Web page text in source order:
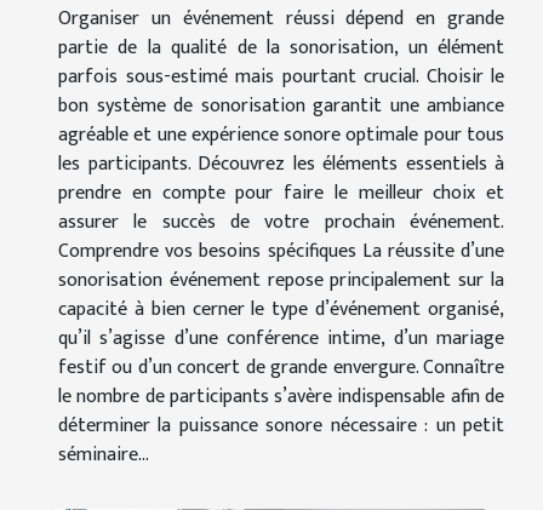
Organiser un événement réussi dépend en grande
partie de la qualité de la sonorisation, un élément
parfois sous-estimé mais pourtant crucial. Choisir le
bon système de sonorisation garantit une ambiance
agréable et une expérience sonore optimale pour tous
les participants. Découvrez les éléments essentiels à
prendre en compte pour faire le meilleur choix et
assurer le succès de votre prochain événement.
Comprendre vos besoins spécifiques La réussite d’une
sonorisation événement repose principalement sur la
capacité à bien cerner le type d’événement organisé,
qu’il s’agisse d’une conférence intime, d’un mariage
festif ou d’un concert de grande envergure. Connaître
le nombre de participants s’avère indispensable afin de
déterminer la puissance sonore nécessaire : un petit
séminaire...